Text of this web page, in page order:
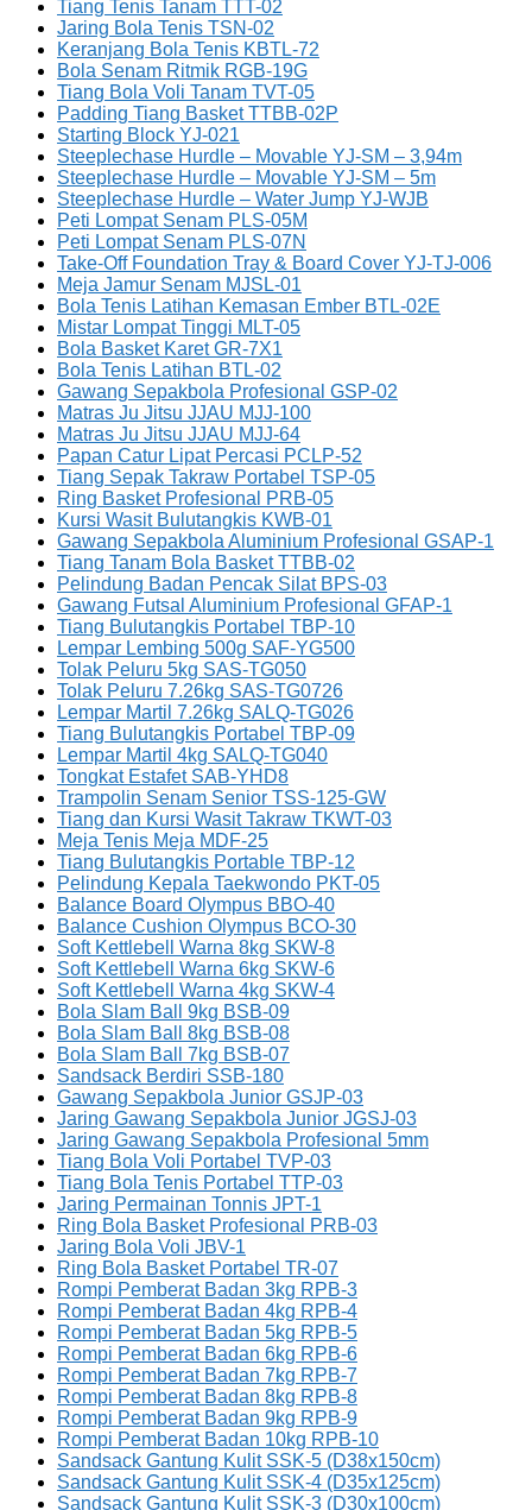
Tiang Tenis Tanam TTT-02
Jaring Bola Tenis TSN-02
Keranjang Bola Tenis KBTL-72
Bola Senam Ritmik RGB-19G
Tiang Bola Voli Tanam TVT-05
Padding Tiang Basket TTBB-02P
Starting Block YJ-021
Steeplechase Hurdle – Movable YJ-SM – 3,94m
Steeplechase Hurdle – Movable YJ-SM – 5m
Steeplechase Hurdle – Water Jump YJ-WJB
Peti Lompat Senam PLS-05M
Peti Lompat Senam PLS-07N
Take-Off Foundation Tray & Board Cover YJ-TJ-006
Meja Jamur Senam MJSL-01
Bola Tenis Latihan Kemasan Ember BTL-02E
Mistar Lompat Tinggi MLT-05
Bola Basket Karet GR-7X1
Bola Tenis Latihan BTL-02
Gawang Sepakbola Profesional GSP-02
Matras Ju Jitsu JJAU MJJ-100
Matras Ju Jitsu JJAU MJJ-64
Papan Catur Lipat Percasi PCLP-52
Tiang Sepak Takraw Portabel TSP-05
Ring Basket Profesional PRB-05
Kursi Wasit Bulutangkis KWB-01
Gawang Sepakbola Aluminium Profesional GSAP-1
Tiang Tanam Bola Basket TTBB-02
Pelindung Badan Pencak Silat BPS-03
Gawang Futsal Aluminium Profesional GFAP-1
Tiang Bulutangkis Portabel TBP-10
Lempar Lembing 500g SAF-YG500
Tolak Peluru 5kg SAS-TG050
Tolak Peluru 7.26kg SAS-TG0726
Lempar Martil 7.26kg SALQ-TG026
Tiang Bulutangkis Portabel TBP-09
Lempar Martil 4kg SALQ-TG040
Tongkat Estafet SAB-YHD8
Trampolin Senam Senior TSS-125-GW
Tiang dan Kursi Wasit Takraw TKWT-03
Meja Tenis Meja MDF-25
Tiang Bulutangkis Portable TBP-12
Pelindung Kepala Taekwondo PKT-05
Balance Board Olympus BBO-40
Balance Cushion Olympus BCO-30
Soft Kettlebell Warna 8kg SKW-8
Soft Kettlebell Warna 6kg SKW-6
Soft Kettlebell Warna 4kg SKW-4
Bola Slam Ball 9kg BSB-09
Bola Slam Ball 8kg BSB-08
Bola Slam Ball 7kg BSB-07
Sandsack Berdiri SSB-180
Gawang Sepakbola Junior GSJP-03
Jaring Gawang Sepakbola Junior JGSJ-03
Jaring Gawang Sepakbola Profesional 5mm
Tiang Bola Voli Portabel TVP-03
Tiang Bola Tenis Portabel TTP-03
Jaring Permainan Tonnis JPT-1
Ring Bola Basket Profesional PRB-03
Jaring Bola Voli JBV-1
Ring Bola Basket Portabel TR-07
Rompi Pemberat Badan 3kg RPB-3
Rompi Pemberat Badan 4kg RPB-4
Rompi Pemberat Badan 5kg RPB-5
Rompi Pemberat Badan 6kg RPB-6
Rompi Pemberat Badan 7kg RPB-7
Rompi Pemberat Badan 8kg RPB-8
Rompi Pemberat Badan 9kg RPB-9
Rompi Pemberat Badan 10kg RPB-10
Sandsack Gantung Kulit SSK-5 (D38x150cm)
Sandsack Gantung Kulit SSK-4 (D35x125cm)
Sandsack Gantung Kulit SSK-3 (D30x100cm)